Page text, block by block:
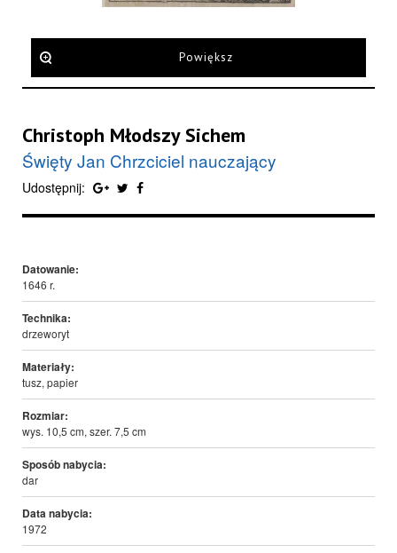
Powiększ
Christoph Młodszy Sichem
Święty Jan Chrzciciel nauczający
Udostępnij:
Datowanie:
1646 r.
Technika:
drzeworyt
Materiały:
tusz, papier
Rozmiar:
wys. 10,5 cm, szer. 7,5 cm
Sposób nabycia:
dar
Data nabycia:
1972